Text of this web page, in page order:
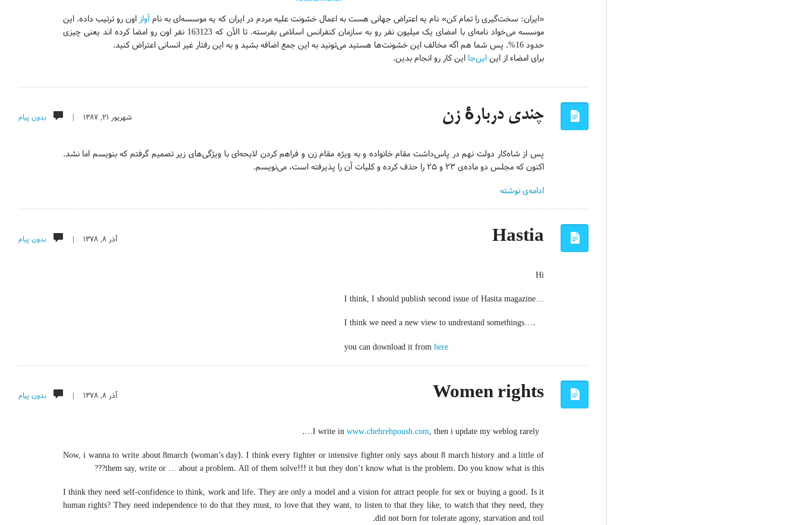
«ایران: سخت‌گیری را تمام کن» نام یه اعتراض جهانی هست به اعمال خشونت علیه مردم در ایران که یه موسسه‌ای به نام آواز اون رو ترتیب داده. این
موسسه می‌خواد نامه‌ای با امضای یک میلیون نفر رو به سازمان کنفرانس اسلامی بفرسته. تا الآن که 163123 نفر اون رو امضا کرده اند یعنی چیزی
حدود 16%. پس شما هم اگه مخالف این خشونت‌ها هستید می‌تونید به این جمع اضافه بشید و به این رفتار غیر انسانی اعتراض کنید.
برای امضاء از ایناین‌جا این کار رو انجام بدین.
شهریور ۲۱, ۱۳۸۷ | بدون پیام چندی دربارهٔ زن
پس از شاه‌کار دولت نهم در پاس‌داشت مقام خانواده و به ویژه مقام زن و فراهم کردن لایحه‌ای با ویژگی‌های زیر تصمیم گرفتم که بنویسم اما نشد.
اکنون که مجلس دو ماده‌ی ۲۳ و ۲۵ را حذف کرده و کلیات آن را پذیرفته است، می‌نویسم.
ادامه‌ی نوشته
آذر ۸, ۱۳۷۸ | بدون پیام Hastia
Hi
I think, I should publish second issue of Hasita magazine…
I think we need a new view to undrestand somethings….
you can download it from here
آذر ۸, ۱۳۷۸ | بدون پیام Women rights
I write in
www.chehrehpoush.com, then i update my weblog rarely….
Now, i wanna to write about 8march (woman’s day). I think every fighter or intensive fighter only says about 8 march history and a little of
them say, write or … about a problem. All of them solve!!! it but they don’t know what is the problem. Do you know what is this???
I think they need self-confidence to think, work and life. They are only a model and a vision for attract people for sex or buying a good. Is it
human rights? They need independence to do that they must, to love that they want, to listen to that they like, to watch that they need, they
did not born for tolerate agony, starvation and toil.